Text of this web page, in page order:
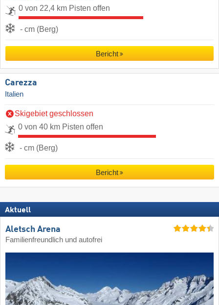
0 von 22,4 km Pisten offen
- cm (Berg)
Bericht
Carezza
Italien
Skigebiet geschlossen
0 von 40 km Pisten offen
- cm (Berg)
Bericht
Aktuell
Aletsch Arena
Familienfreundlich und autofrei